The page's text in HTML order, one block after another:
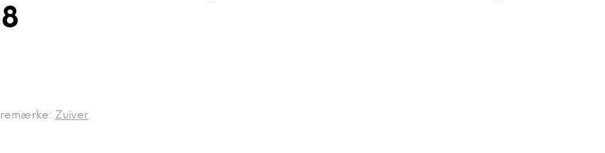
Zuiver